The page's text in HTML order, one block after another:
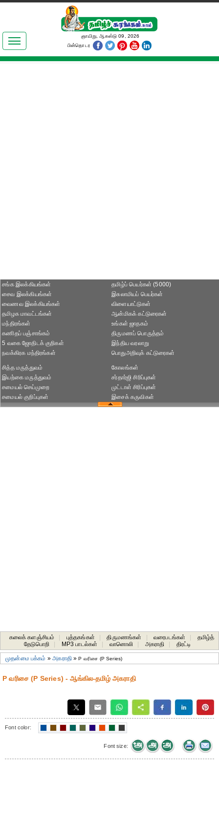
இலக்கியங்கள்
தமிழ் உலகம்
ஞாயிறு, ஆகஸ்டு 09, 2026
பின்தொடர
சங்க இலக்கியங்கள்
சைவ இலக்கியங்கள்
வைணவ இலக்கியங்கள்
தமிழக மாவட்டங்கள்
தமிழ்ப் பெயர்கள் (5000)
இசுலாமியப் பெயர்கள்
விளையாட்டுகள்
ஆன்மிகக் கட்டுரைகள்
மந்திரங்கள்
கணிதப் பஞ்சாங்கம்
5 வகை ஜோதிடக் குறிகள்
நவக்கிரக மந்திரங்கள்
உங்கள் ஜாதகம்
திருமணப் பொருத்தம்
இந்திய வரலாறு
பொதுஅறிவுக் கட்டுரைகள்
சித்த மருத்துவம்
இயற்கை மருத்துவம்
சமையல் செய்முறை
சமையல் குறிப்புகள்
கோலங்கள்
சர்தார்ஜி சிரிப்புகள்
முட்டாள் சிரிப்புகள்
இசைக் கருவிகள்
கலைக் களஞ்சியம் புத்தகங்கள் திருமணங்கள் வரைபடங்கள்
தமிழ்த்
தேடுபொறி
MP3 பாடல்கள் வானொலி அகராதி திரட்டி
முதன்மை பக்கம் »அகராதி»P வரிசை (P Series)
P வரிசை (P Series) - ஆங்கில-தமிழ் அகராதி
Font color:
Font size: